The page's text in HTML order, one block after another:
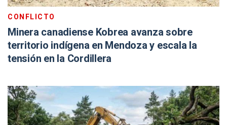
CONFLICTO
Minera canadiense Kobrea avanza sobre
territorio indígena en Mendoza y escala la
tensión en la Cordillera